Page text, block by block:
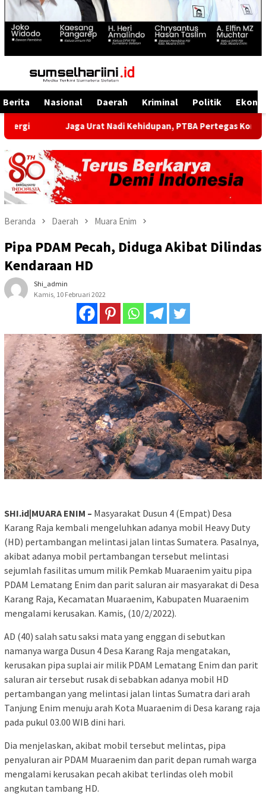
Menu
Mobile
Berita Nasional Daerah Kriminal Politik
Jaga Urat Nadi Kehidupan, PTBA Pertegas Komitmen
Beranda Daerah Muara Enim
Pipa PDAM Pecah, Diduga Akibat Dilindas
Kendaraan HD
Shi_admin
Kamis, 10 Februari 2022
SHI.id|MUARA ENIM – Masyarakat Dusun 4 (Empat) Desa
Karang Raja kembali mengeluhkan adanya mobil Heavy Duty
(HD) pertambangan melintasi jalan lintas Sumatera. Pasalnya,
akibat adanya mobil pertambangan tersebut melintasi
sejumlah fasilitas umum milik Pemkab Muaraenim yaitu pipa
PDAM Lematang Enim dan parit saluran air masyarakat di Desa
Karang Raja, Kecamatan Muaraenim, Kabupaten Muaraenim
mengalami kerusakan. Kamis, (10/2/2022).
AD (40) salah satu saksi mata yang enggan di sebutkan
namanya warga Dusun 4 Desa Karang Raja mengatakan,
kerusakan pipa suplai air milik PDAM Lematang Enim dan parit
saluran air tersebut rusak di sebabkan adanya mobil HD
pertambangan yang melintasi jalan lintas Sumatra dari arah
Tanjung Enim menuju arah Kota Muaraenim di Desa karang raja
pada pukul 03.00 WIB dini hari.
Dia menjelaskan, akibat mobil tersebut melintas, pipa
penyaluran air PDAM Muaraenim dan parit depan rumah warga
mengalami kerusakan pecah akibat terlindas oleh mobil
angkutan tambang HD.